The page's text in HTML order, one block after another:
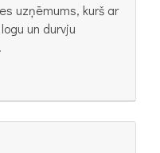
uzņēmums, kurš ar
un durvju